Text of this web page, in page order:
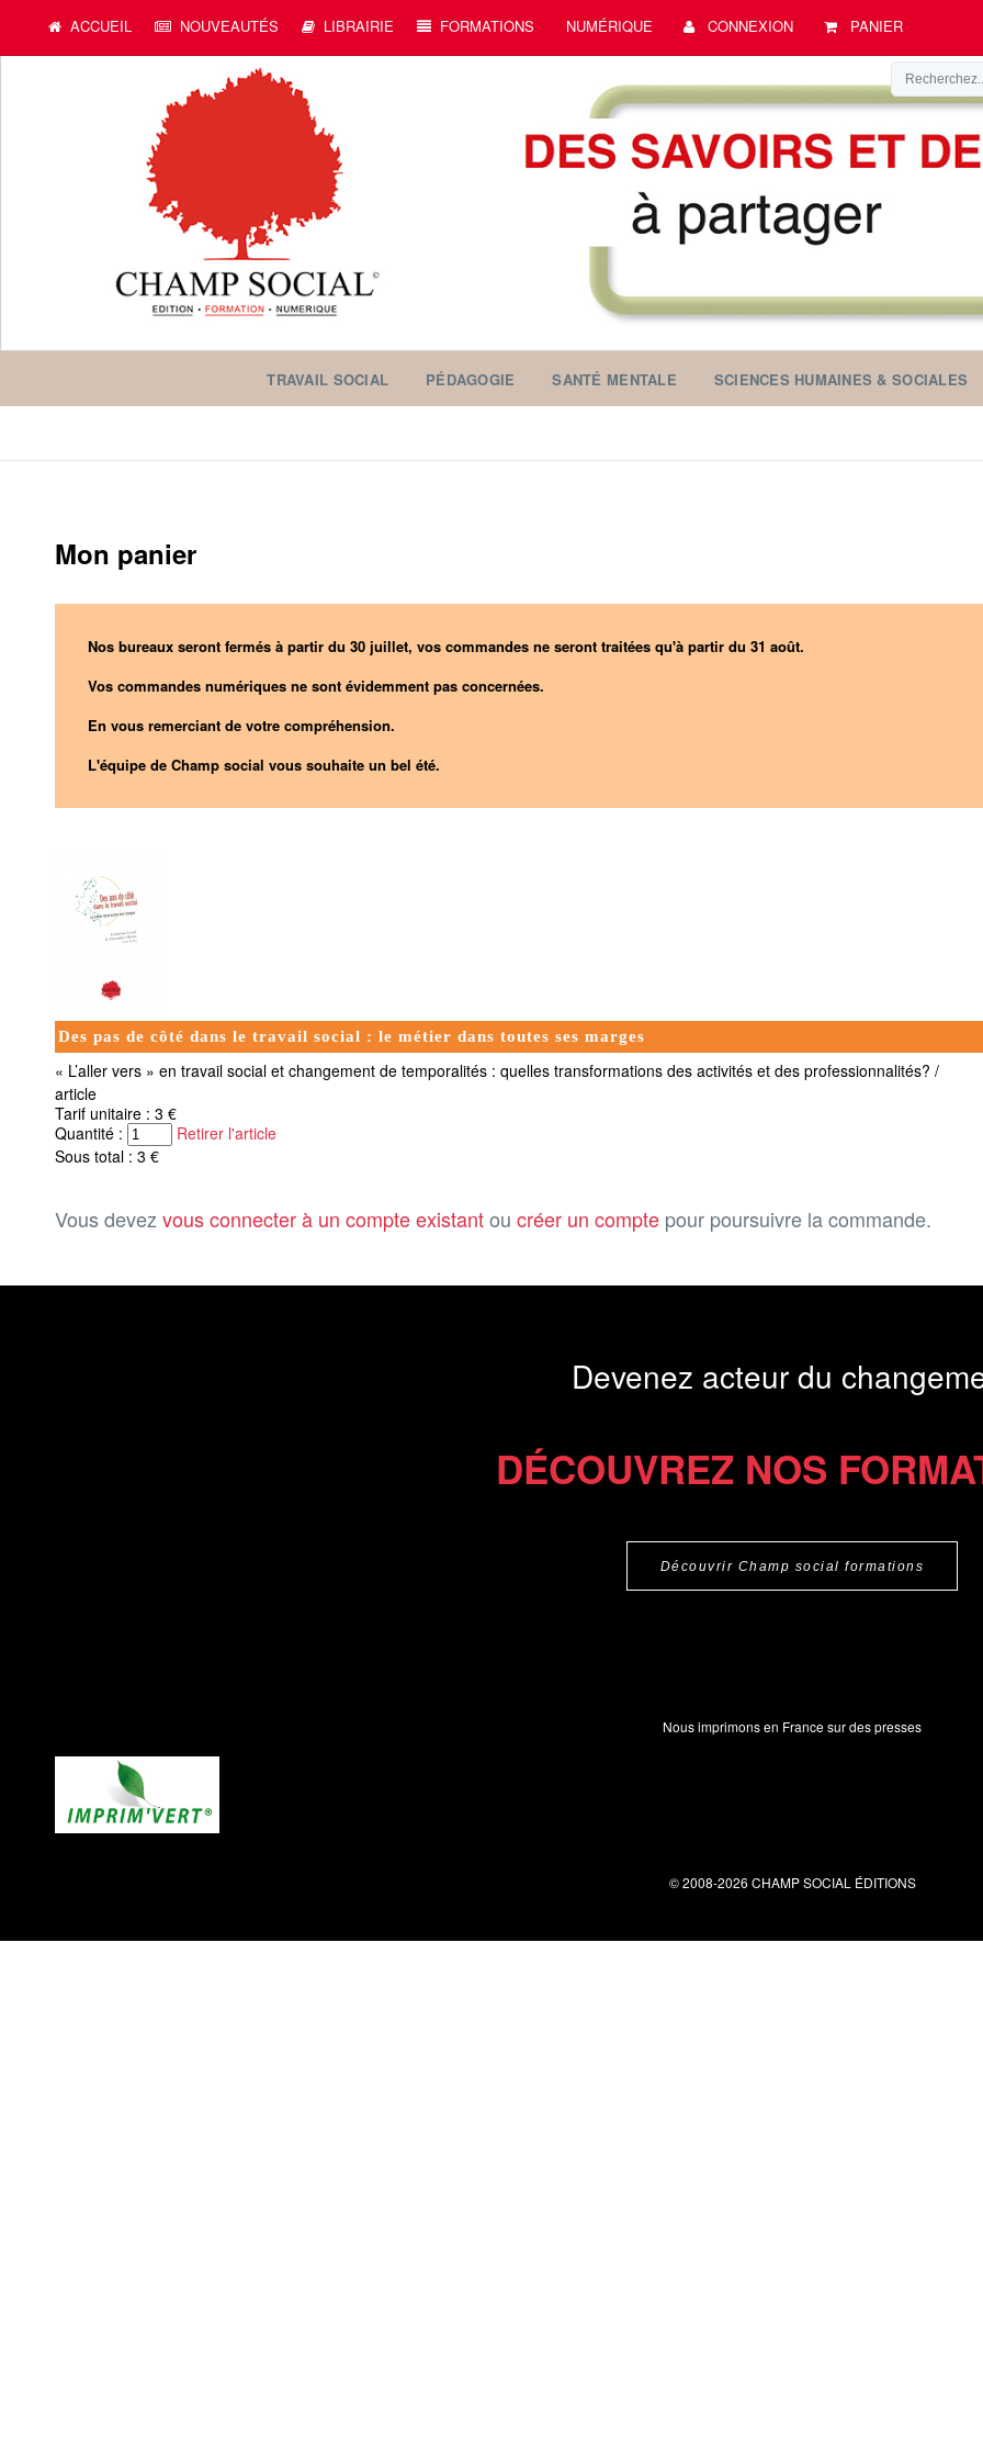
ACCUEIL NOUVEAUTÉS LIBRAIRIE FORMATIONS NUMÉRIQUE CONNEXION PANIER
TRAVAIL SOCIAL PÉDAGOGIE SANTÉ MENTALE SCIENCES HUMAINES & SOCIALES
Mon panier
Nos bureaux seront fermés à partir du 30 juillet, vos commandes ne seront traitées qu'à partir du 31 août.
Vos commandes numériques ne sont évidemment pas concernées.
En vous remerciant de votre compréhension.
L'équipe de Champ social vous souhaite un bel été.
Des pas de côté dans le travail social : le métier dans toutes ses marges
« L’aller vers » en travail social et changement de temporalités : quelles transformations des activités et des professionnalités? /
article
Tarif unitaire : 3 €
Quantité :
Retirer l'article
Sous total : 3 €
Vous devezvous connecter à un compte existantou créer un compte pour poursuivre la commande.
Devenez acteur du
DÉCOUVREZ NOS
Découvrir Champ social formations
Nous imprimons en France sur des presses
© 2008-2026 CHAMP SOCIAL ÉDITIONS